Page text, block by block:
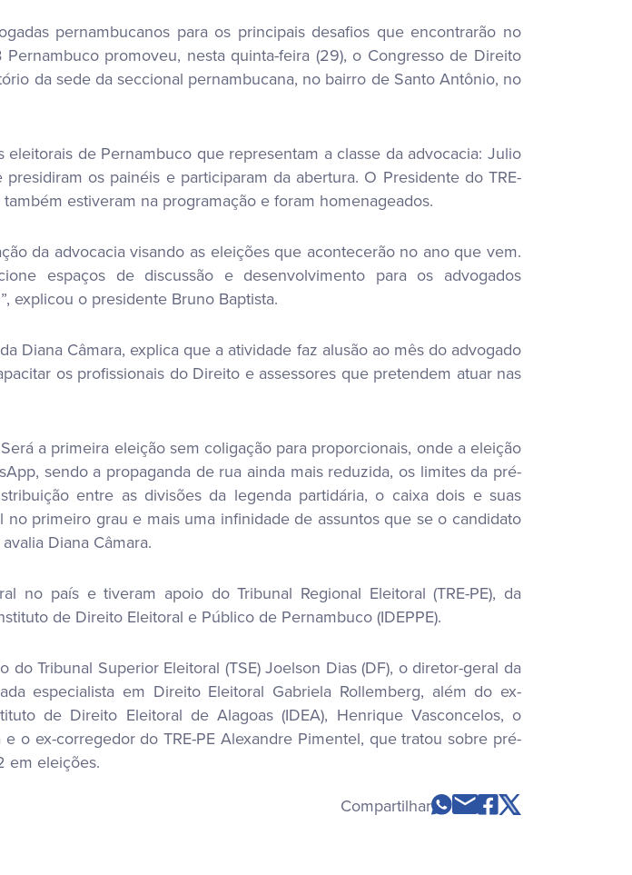
pernambucanos para os principais desafios que encontrarão no
promoveu, nesta quinta-feira (29), o Congresso de Direito
da sede da seccional pernambucana, no bairro de Santo Antônio, no
de Pernambuco que representam a classe da advocacia: Julio
os painéis e participaram da abertura. O Presidente do TRE-
estiveram na programação e foram homenageados.
da advocacia visando as eleições que acontecerão no ano que vem.
espaços de discussão e desenvolvimento para os advogados
explicou o presidente Bruno Baptista.
Diana Câmara, explica que a atividade faz alusão ao mês do advogado
os profissionais do Direito e assessores que pretendem atuar nas
a primeira eleição sem coligação para proporcionais, onde a eleição
sendo a propaganda de rua ainda mais reduzida, os limites da pré-
entre as divisões da legenda partidária, o caixa dois e suas
primeiro grau e mais uma infinidade de assuntos que se o candidato
Diana Câmara.
no país e tiveram apoio do Tribunal Regional Eleitoral (TRE-PE), da
de Direito Eleitoral e Público de Pernambuco (IDEPPE).
Tribunal Superior Eleitoral (TSE) Joelson Dias (DF), o diretor-geral da
especialista em Direito Eleitoral Gabriela Rollemberg, além do ex-
de Direito Eleitoral de Alagoas (IDEA), Henrique Vasconcelos, o
o ex-corregedor do TRE-PE Alexandre Pimentel, que tratou sobre pré-
em eleições.
Compartilhar